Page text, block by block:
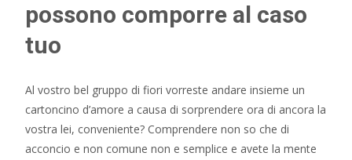
possono comporre al caso
tuo
Al vostro bel gruppo di fiori vorreste andare insieme un
cartoncino d’amore a causa di sorprendere ora di ancora la
vostra lei, conveniente? Comprendere non so che di
acconcio e non comune non e semplice e avete la mente